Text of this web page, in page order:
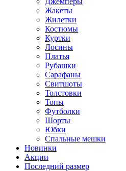
Жакеты
Жилетки
Костюмы
Куртки
Лосины
Платья
Рубашки
Сарафаны
Свитшоты
Толстовки
Топы
Футболки
Шорты
Юбки
Спальные мешки
Новинки
Акции
Последний размер